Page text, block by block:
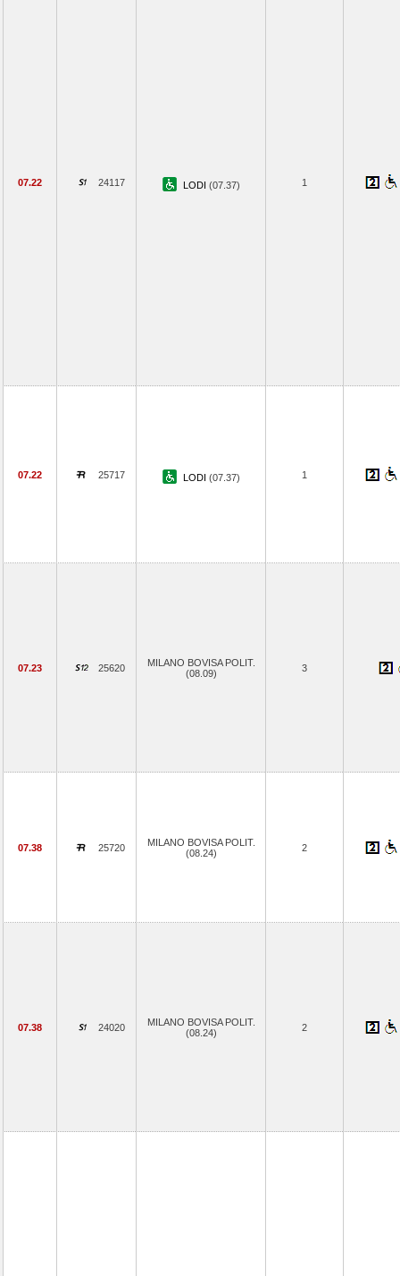
07.22 24117 LODI (07.37) 1
07.22 25717 LODI (07.37) 1
07.23 25620
MILANO BOVISA POLIT.
(08.09)
3
07.38 25720
MILANO BOVISA POLIT.
(08.24)
2
07.38 24020
MILANO BOVISA POLIT.
(08.24)
2